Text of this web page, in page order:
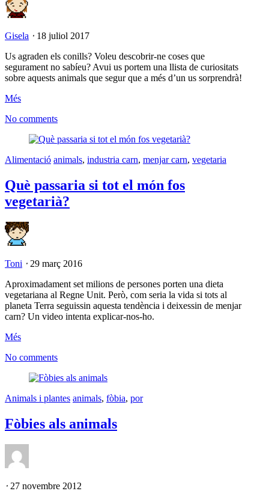
Gisela ⋅ 18 juliol 2017
Us agraden els conills? Voleu descobrir-ne coses que
segurament no sabíeu? Avui us portem una llista de curiositats
sobre aquests animals que segur que a més d’un us sorprendrà!
Més
No comments
Alimentació animals, industria carn, menjar carn, vegetaria
Què passaria si tot el món fos
vegetarià?
Toni ⋅ 29 març 2016
Aproximadament set milions de persones porten una dieta
vegetariana al Regne Unit. Però, com seria la vida si tots al
planeta Terra seguissin aquesta tendència i deixessin de menjar
carn? Un video intenta explicar-nos-ho.
Més
No comments
Animals i plantes animals, fòbia, por
Fòbies als animals
⋅ 27 novembre 2012